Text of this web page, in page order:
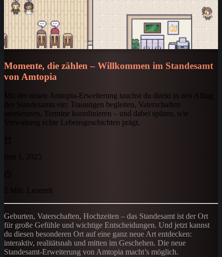
Momente, die zählen – Willkommen im Standesamt
von Amtopia
Mit der neuen Amtopia-Erweiterung tauchst du direkt in den Alltag
des Standesamts ein: Trauungen begleiten, Vaterschaften
anerkennen, Termine koordinieren – und dabei spüren, wie
Verwaltung echte Lebensgeschichten prägt.
Sep 1, 2025
2 Min. Lesezeit
Geburten, Vaterschaften, Hochzeiten – das Standesamt ist der Ort
für große Gefühle und wichtige Entscheidungen. Und jetzt kannst
du diesen besonderen Ort auf eine ganz neue Art entdecken:
interaktiv, realitätsnah und mitten im Geschehen. Die neue
Standesamt-Erweiterung von Amtopia macht’s möglich.